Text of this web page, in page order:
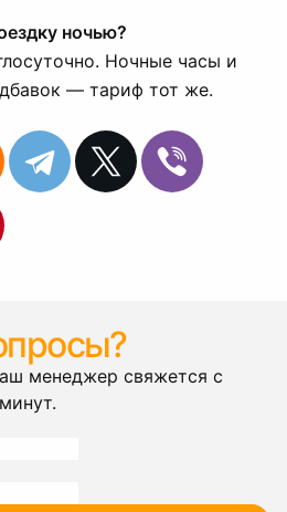
ночью?
Ночные часы и
— тариф тот же.
менеджер свяжется с